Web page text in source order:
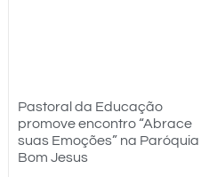
Pastoral da Educação
promove encontro “Abrace
suas Emoções” na Paróquia
Bom Jesus